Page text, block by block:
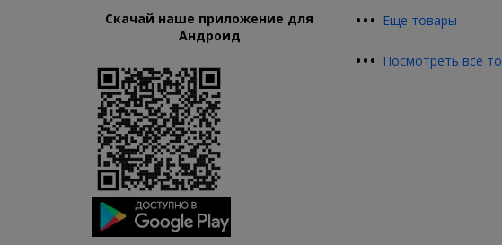
Скачай наше приложение для
Андроид
••• Еще товары
••• Посмотреть все